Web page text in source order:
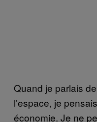
Quand je parlais
l’espace, je
économie. Je ne